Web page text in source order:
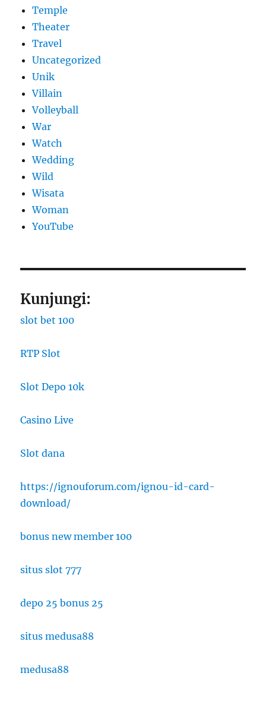
Temple
Theater
Travel
Uncategorized
Unik
Villain
Volleyball
War
Watch
Wedding
Wild
Wisata
Woman
YouTube
Kunjungi:
slot bet 100
RTP Slot
Slot Depo 10k
Casino Live
Slot dana
https://ignouforum.com/ignou-id-card-
download/
bonus new member 100
situs slot 777
depo 25 bonus 25
situs medusa88
medusa88